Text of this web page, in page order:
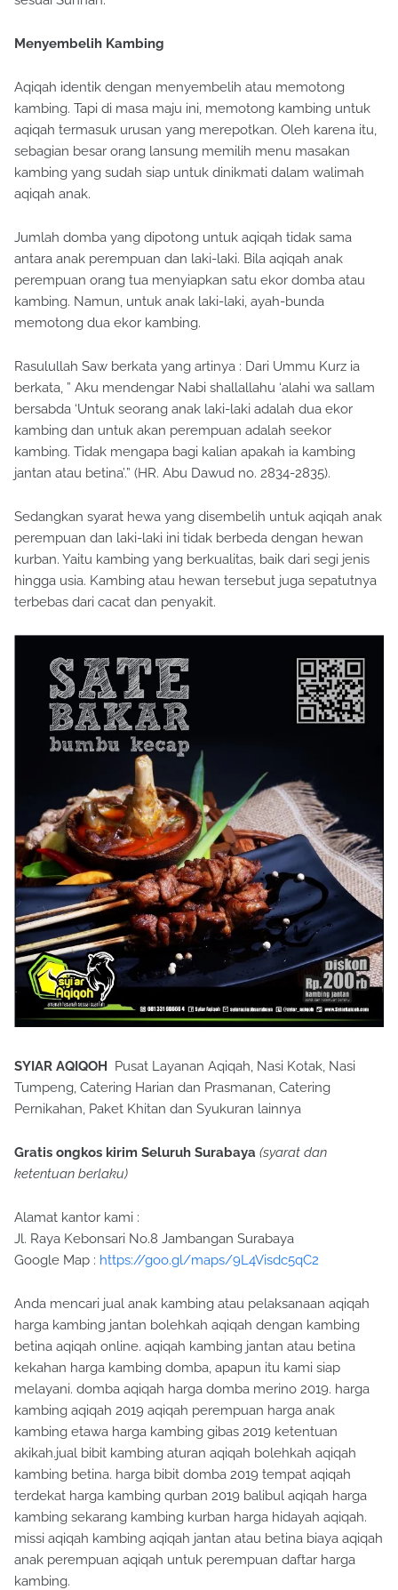
Menyembelih Kambing
Aqiqah identik dengan menyembelih atau memotong
kambing. Tapi di masa maju ini, memotong kambing untuk
aqiqah termasuk urusan yang merepotkan. Oleh karena itu,
sebagian besar orang lansung memilih menu masakan
kambing yang sudah siap untuk dinikmati dalam walimah
aqiqah anak.
Jumlah domba yang dipotong untuk aqiqah tidak sama
antara anak perempuan dan laki-laki. Bila aqiqah anak
perempuan orang tua menyiapkan satu ekor domba atau
kambing. Namun, untuk anak laki-laki, ayah-bunda
memotong dua ekor kambing.
Rasulullah Saw berkata yang artinya : Dari Ummu Kurz ia
berkata, ” Aku mendengar Nabi shallallahu ‘alahi wa sallam
bersabda ‘Untuk seorang anak laki-laki adalah dua ekor
kambing dan untuk akan perempuan adalah seekor
kambing. Tidak mengapa bagi kalian apakah ia kambing
jantan atau betina’.” (HR. Abu Dawud no. 2834-2835).
Sedangkan syarat hewa yang disembelih untuk aqiqah anak
perempuan dan laki-laki ini tidak berbeda dengan hewan
kurban. Yaitu kambing yang berkualitas, baik dari segi jenis
hingga usia. Kambing atau hewan tersebut juga sepatutnya
terbebas dari cacat dan penyakit.
SYIAR AQIQOH Pusat Layanan Aqiqah, Nasi Kotak, Nasi
Tumpeng, Catering Harian dan Prasmanan, Catering
Pernikahan, Paket Khitan dan Syukuran lainnya
Gratis ongkos kirim Seluruh Surabaya (syarat dan
ketentuan berlaku)
Alamat kantor kami :
Jl. Raya Kebonsari No.8 Jambangan Surabaya
Google Map : https://goo.gl/maps/9L4Visdc5qC2
Anda mencari jual anak kambing atau pelaksanaan aqiqah
harga kambing jantan bolehkah aqiqah dengan kambing
betina aqiqah online. aqiqah kambing jantan atau betina
kekahan harga kambing domba, apapun itu kami siap
melayani. domba aqiqah harga domba merino 2019. harga
kambing aqiqah 2019 aqiqah perempuan harga anak
kambing etawa harga kambing gibas 2019 ketentuan
akikah.jual bibit kambing aturan aqiqah bolehkah aqiqah
kambing betina. harga bibit domba 2019 tempat aqiqah
terdekat harga kambing qurban 2019 balibul aqiqah harga
kambing sekarang kambing kurban harga hidayah aqiqah.
missi aqiqah kambing aqiqah jantan atau betina biaya aqiqah
anak perempuan aqiqah untuk perempuan daftar harga
kambing.